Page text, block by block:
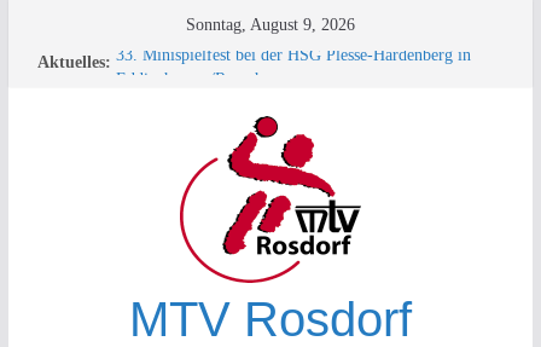
springen
Sonntag, August 9, 2026
Aktuelles: 33. Minispielfest bei der HSG Plesse-Hardenberg in
überrascht die Konkurrenz!
+++ TESTSPIEL +++
Turnierbericht männliche D-Jugend – Rauschenwasser
+++ SPORTLEREHRUNG des KSB+++
MTV Rosdorf